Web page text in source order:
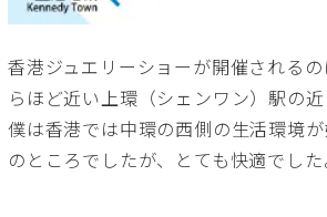
香港ジュエリーショーが開催される
らほど近い上環（シェンワン）駅の
僕は香港では中環の西側の生活環境
のところでしたが、とても快適でし